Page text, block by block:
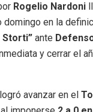
Rogelio Nardoni
en la
Storti” ante
y cerrar el
logró avanzar en el